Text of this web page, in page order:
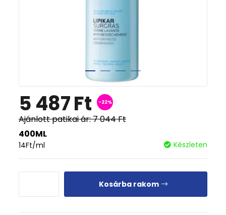
5 487Ft -22%
Ajánlott patikai ár:7 044Ft
400ML
14Ft/ml Készleten
Kosárba rakom